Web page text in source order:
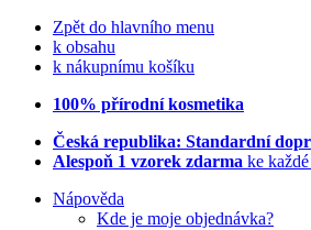
Zpět do hlavního menu
k obsahu
k nákupnímu košíku
100% přírodní kosmetika
Česká republika: Standardní
Alespoň 1 vzorek zdarma ke
Nápověda
Kde je moje objednávka?